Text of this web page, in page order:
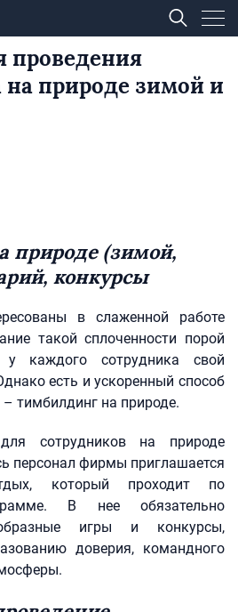
проведения
природе зимой и
природе (зимой,
конкурсы
в слаженной работе
такой сплоченности порой
каждого сотрудника свой
есть и ускоренный способ
тимбилдинг на природе.
сотрудников на природе
персонал фирмы приглашается
который проходит по
В нее обязательно
игры и конкурсы,
доверия, командного